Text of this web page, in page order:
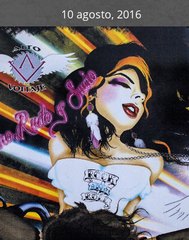
10 agosto, 2016